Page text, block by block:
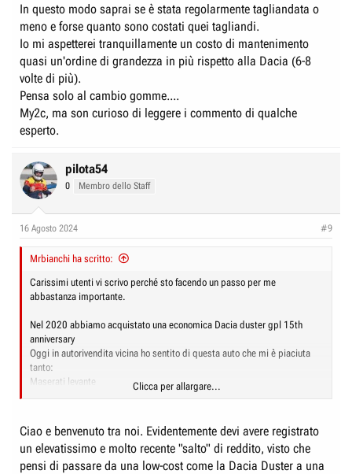
In questo modo saprai se è stata regolarmente tagliandata o
meno e forse quanto sono costati quei tagliandi.
Io mi aspetterei tranquillamente un costo di mantenimento
quasi un'ordine di grandezza in più rispetto alla Dacia (6-8
volte di più).
Pensa solo al cambio gomme....
My2c, ma son curioso di leggere i commento di qualche
esperto.
pilota54
0 Membro dello Staff
16 Agosto 2024 #9
Mrbianchi ha scritto:
Carissimi utenti vi scrivo perché sto facendo un passo per me
abbastanza importante.
Nel 2020 abbiamo acquistato una economica Dacia duster gpl 15th
anniversary
Oggi in autorivendita vicina ho sentito di questa auto che mi è piaciuta
tanto:
Maserati levante
Prezzo 37.900€ con indietro la mia diventano 26000
Cosa devo aspettarmi se decido di prenderla in tema riparazioni?
Il prezzo è buono o devo trattarlo ancora?
Clicca per allargare...
Ciao e benvenuto tra noi. Evidentemente devi avere registrato
un elevatissimo e molto recente "salto" di reddito, visto che
pensi di passare da una low-cost come la Dacia Duster a una